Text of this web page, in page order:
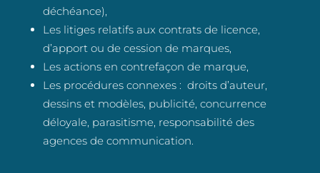
déchéance),
Les litiges relatifs aux contrats de licence,
d’apport ou de cession de marques,
Les actions en contrefaçon de marque,
Les procédures connexes : droits d’auteur,
dessins et modèles, publicité, concurrence
déloyale, parasitisme, responsabilité des
agences de communication.